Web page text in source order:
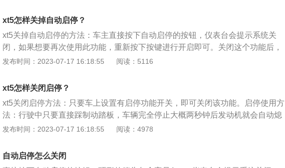
助功能的车辆，要在半坡起步时关掉此功能，否则可能发生后溜现象。凯迪拉克
XT5配置智能启停功能的情况：凯迪拉克XT5全系都配备了START/STOP智能启
停功能。它可以在车辆行驶过程中临时停车（例如等红灯）的时候，自动熄火。
当需要继续前进的时候，系统自动重启发动机的一套系统。
xt5怎样关掉自动启停？
xt5关掉自动启停的方法：车主直接按下自动启停的按钮，仪表台会提示系统关
闭，如果想要再次使用此功能，重新按下按键进行开启即可。关闭这个功能后，
蓄电池会更加耐用。xt5是凯迪拉克旗下的一款中型suv，这款车的长宽高分别为4
系搭载了2.0升涡轮增压发动机，这款发动机的最大功率为174千瓦，最大扭矩为
350牛米，这款发动机搭载了tripower可变气门管理技术和缸内直喷技术，并且使
用了铝合金缸盖缸体。
发布时间：2023-07-17 16:18:55 阅读：5116
xt5怎样关闭启停？
xt5关闭启停方法：只要车上设置有启停功能开关，即可关闭该功能。启停使用方
法：行驶中只要直接踩制动踏板，车辆完全停止大概两秒钟后发动机就会自动熄
火，一直踩着制动踏板，发动机就会保持关闭。只要一松开刹车，或者转动方向
态。xt5是上汽通用凯迪拉克推出的一款车型，这款车尺寸为长4813毫米、宽190
3毫米、高1682毫米，轴距为2857毫米。
发布时间：2023-07-17 16:18:55 阅读：4978
自动启停怎么关闭